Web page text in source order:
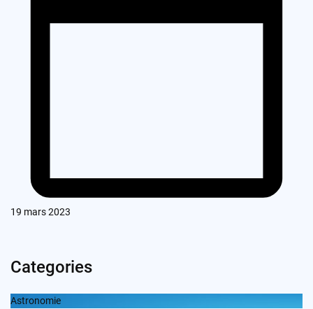
19 mars 2023
Categories
Astronomie